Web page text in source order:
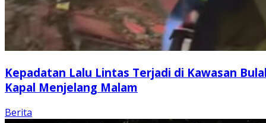
Kepadatan Lalu Lintas Terjadi di Kawasan
Kapal Menjelang Malam
Berita